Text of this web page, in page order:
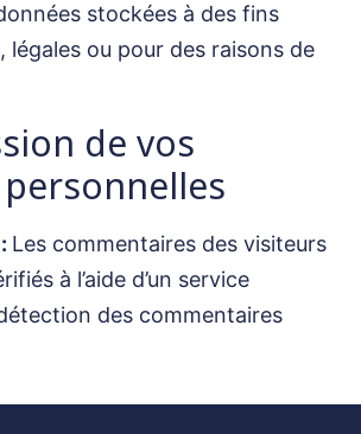
stockées à des fins
légales ou pour des raisons de
de vos
Les commentaires des visiteurs
à l’aide d’un service
des commentaires